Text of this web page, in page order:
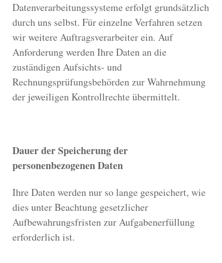
Datenverarbeitungssysteme erfolgt grundsätzlich
durch uns selbst. Für einzelne Verfahren setzen
wir weitere Auftragsverarbeiter ein. Auf
Anforderung werden Ihre Daten an die
zuständigen Aufsichts- und
Rechnungsprüfungsbehörden zur Wahrnehmung
der jeweiligen Kontrollrechte übermittelt.
Dauer der Speicherung der
personenbezogenen Daten
Ihre Daten werden nur so lange gespeichert, wie
dies unter Beachtung gesetzlicher
Aufbewahrungsfristen zur Aufgabenerfüllung
erforderlich ist.